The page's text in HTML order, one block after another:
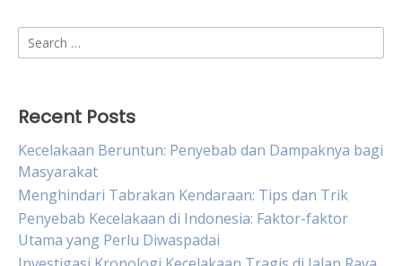
Search
for:
Recent Posts
Kecelakaan Beruntun: Penyebab dan Dampaknya bagi
Masyarakat
Menghindari Tabrakan Kendaraan: Tips dan Trik
Penyebab Kecelakaan di Indonesia: Faktor-faktor
Utama yang Perlu Diwaspadai